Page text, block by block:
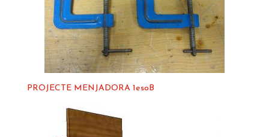
PROJECTE MENJADORA 1esoB